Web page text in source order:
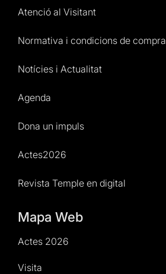
Atenció al Visitant
Normativa i condicions de compra
Notícies i Actualitat
Agenda
Dona un impuls
Actes2026
Revista Temple en digital
Mapa Web
Actes 2026
Visita